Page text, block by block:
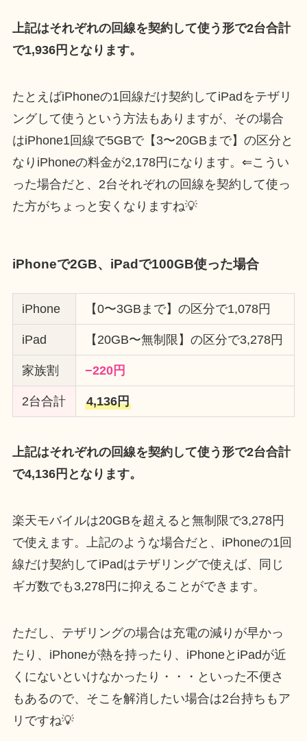
上記はそれぞれの回線を契約して使う形で2台合計
で1,936円となります。
たとえばiPhoneの1回線だけ契約してiPadをテザリ
ングして使うという方法もありますが、その場合
はiPhone1回線で5GBで【3〜20GBまで】の区分と
なりiPhoneの料金が2,178円になります。⇐こうい
った場合だと、2台それぞれの回線を契約して使っ
た方がちょっと安くなりますね💡
iPhoneで2GB、iPadで100GB使った場合
iPhone 【0〜3GBまで】の区分で1,078円
iPad 【20GB〜無制限】の区分で3,278円
家族割 −220円
2台合計 4,136円
上記はそれぞれの回線を契約して使う形で2台合計
で4,136円となります。
楽天モバイルは20GBを超えると無制限で3,278円
で使えます。上記のような場合だと、iPhoneの1回
線だけ契約してiPadはテザリングで使えば、同じ
ギガ数でも3,278円に抑えることができます。
ただし、テザリングの場合は充電の減りが早かっ
たり、iPhoneが熱を持ったり、iPhoneとiPadが近
くにないといけなかったり・・・といった不便さ
もあるので、そこを解消したい場合は2台持ちもア
リですね💡